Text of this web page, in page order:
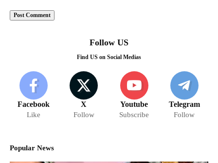
Follow US
Find US on Social Medias
Facebook
Like
X
Follow
Youtube
Subscribe
Telegram
Follow
Popular News